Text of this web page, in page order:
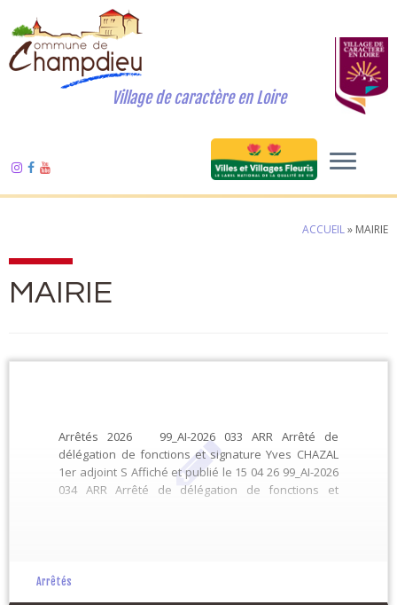
Village de caractère en Loire
ACCUEIL» MAIRIE
MAIRIE
Arrêtés 2026 99_AI-2026 033 ARR Arrêté de
délégation de fonctions et signature Yves CHAZAL
1er adjoint S Affiché et publié le 15 04 26 99_AI-2026
034 ARR Arrêté de délégation de fonctions et
Arrêtés